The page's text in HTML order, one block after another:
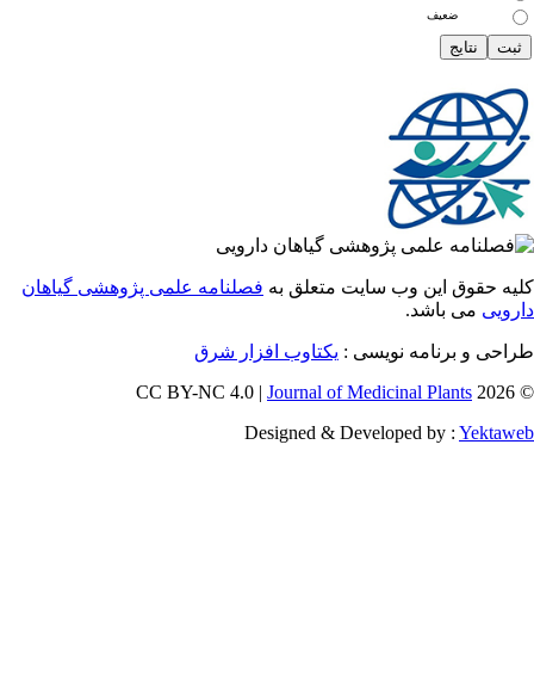
ضعیف
حقوق این وب سایت متعلق بهفصلنامه علمی پژوهشی گیاهان
می باشد.
و برنامه نویسی :یکتاوب افزار شرق
Journal of Medicinal Plants
Designed & Developed by :